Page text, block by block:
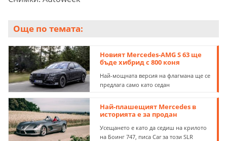
Още по темата:
Новият Mercedes-AMG S 63 ще
бъде хибрид с 800 коня
Най-мощната версия на флагмана ще се
предлага само като седан
Най-плашещият Mercedes в
историята е за продан
Усещането е като да седиш на крилото
на Боинг 747, писа Car за този SLR